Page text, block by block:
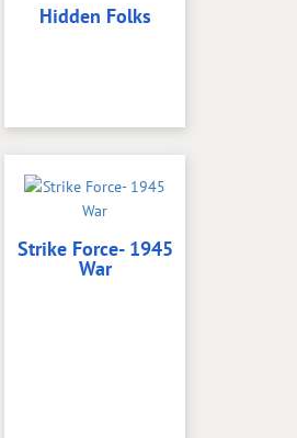
Hidden Folks
Strike Force- 1945
War